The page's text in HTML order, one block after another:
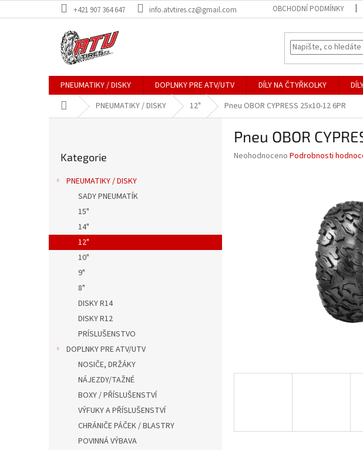
na
+421 907 364 647 info.atvtires.cz@gmail.com OBCHODNÍ PODMÍNKY
PNEUMATIKY / DISKY DOPLNKY PRE ATV/UTV DÍLY NA ČTYŘKOLKY
Domů PNEUMATIKY / DISKY 12" Pneu OBOR CYPRESS 25x10-12 6PR
a
kategorie
Kategorie
PNEUMATIKY / DISKY
SADY PNEUMATÍK
15"
14"
12"
10"
9"
8"
DISKY R14
DISKY R12
PRÍSLUŠENSTVO
DOPLNKY PRE ATV/UTV
NOSIČE, DRŽÁKY
NÁJEZDY/TAŽNÉ
BOXY / PŘÍSLUŠENSTVÍ
VÝFUKY A PŘÍSLUŠENSTVÍ
CHRÁNIČE PÁČEK / BLASTRY
POVINNÁ VÝBAVA
Pneu OBOR
Průměrné
Neohodnoceno Podrobnosti